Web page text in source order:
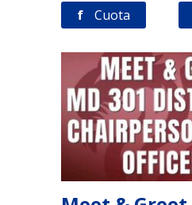
f Cuota